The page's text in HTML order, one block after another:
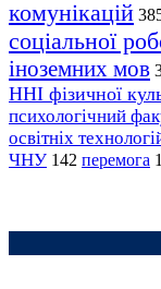
комунікацій
соціальної
іноземних мов
ННІ фізичної
психологічний
освітніх
ЧНУ 142 перемога